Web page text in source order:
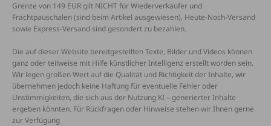
Grenze von 149 EUR gilt NICHT für Wiederverkäufer und
Frachtpauschalen (sind beim Artikel ausgewiesen), Heute-Noch-Versand
sowie Express-Versand sind gesondert zu bezahlen.
Die auf dieser Website bereitgestellten Texte, Bilder und Videos können
ganz oder teilweise mit Hilfe künstlicher Intelligenz erstellt worden sein.
Wir legen großen Wert auf die Qualität und Richtigkeit der Inhalte, wir
übernehmen jedoch keine Haftung für eventuelle Fehler oder
Unstimmigkeiten, die sich aus der Nutzung KI – generierter Inhalte
ergeben könnten. Für Rückfragen oder Hinweise stehen wir Ihnen gerne
zur Verfügung